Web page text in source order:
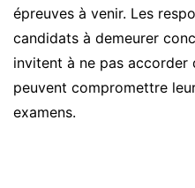
épreuves à venir. Les
candidats à demeurer
invitent à ne pas accorder
peuvent compromettre
examens.